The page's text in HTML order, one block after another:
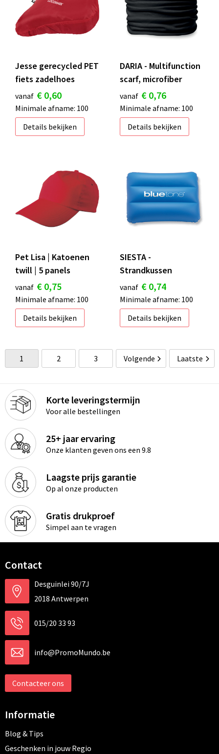
Jesse gerecycled PET
fiets zadelhoes
vanaf € 0,60
Minimale afname: 100
Details bekijken
DARIA - Multifunction
scarf, microfiber
vanaf € 0,76
Minimale afname: 100
Details bekijken
Pet Lisa | Katoenen
twill | 5 panels
vanaf € 0,75
Minimale afname: 100
Details bekijken
SIESTA -
Strandkussen
vanaf € 0,74
Minimale afname: 100
Details bekijken
1 2 3 Volgende Laatste
Korte leveringstermijn
Voor alle bestellingen
25+ jaar ervaring
Onze klanten geven ons een 9.8
Laagste prijs garantie
Op al onze producten
Gratis drukproef
Simpel aan te vragen
Contact
Desguinlei 90/7J
2018 Antwerpen
015/20 33 93
info@PromoMundo.be
Contacteer ons
Informatie
Blog & Tips
Geschenken in jouw Regio